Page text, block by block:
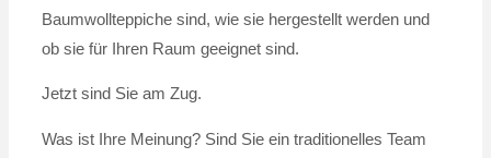
Baumwollteppiche sind, wie sie hergestellt werden und
ob sie für Ihren Raum geeignet sind.
Jetzt sind Sie am Zug.
Was ist Ihre Meinung? Sind Sie ein traditionelles Team